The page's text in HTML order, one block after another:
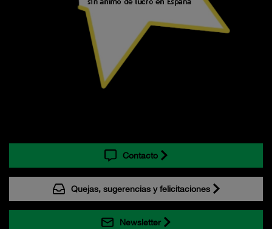
Contacto
Quejas, sugerencias y felicitaciones
Newsletter